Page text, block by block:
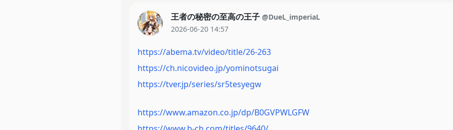
王者の秘密の至高の王子 @DueL_imperiaL
2026-06-20 14:57
https://abema.tv/video/title/26-263
https://ch.nicovideo.jp/yominotsugai
https://tver.jp/series/sr5tesyegw
https://www.amazon.co.jp/dp/B0GVPWLGFW